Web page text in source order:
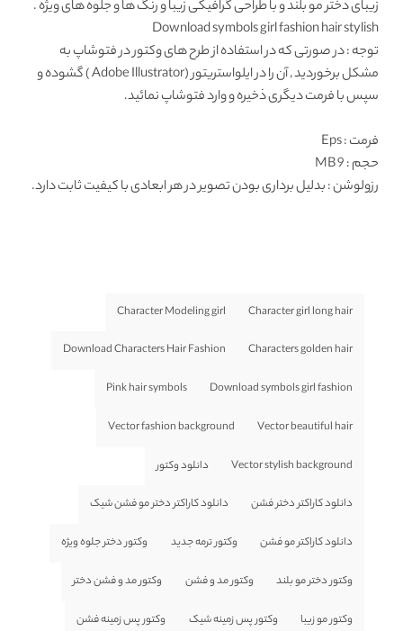
زیبای دختر مو بلند و با طراحی گرافیکی زیبا و رنگ ها و جلوه های ویژه .
Download symbols girl fashion hair stylish
توجه : در صورتی که در استفاده از طرح های وکتور در فتوشاپ به
مشکل برخوردید , آن را در ایلواستریتور (Adobe Illustrator ) گشوده و
سپس با فرمت دیگری ذخیره و وارد فتوشاپ نمائید.
فرمت: Eps
حجم : 9 MB
رزولوشن: بدلیل برداری بودن تصویر در هر ابعادی با کیفیت ثابت دارد.
Character girl long hair
Character Modeling girl
Characters golden hair
Download Characters Hair Fashion
Download symbols girl fashion
Pink hair symbols
Vector beautiful hair
Vector fashion background
Vector stylish background دانلود وکتور
دانلود کاراکتر دختر فشن دانلود کاراکتر دختر مو فشن شیک
دانلود کاراکتر مو فشن وکتور ترمه جدید وکتور دختر جلوه ویژه
وکتور دختر مو بلند وکتور مد و فشن وکتور مد و فشن دختر
وکتور مو زیبا وکتور پس زمینه شیک وکتور پس زمینه فشن